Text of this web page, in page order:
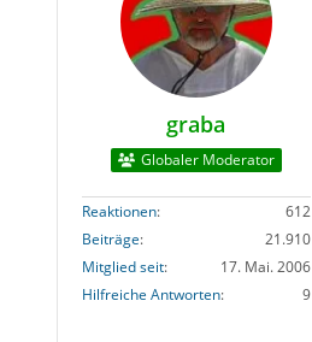
graba
Globaler Moderator
Reaktionen
612
Beiträge
21.910
Mitglied seit
17. Mai. 2006
Hilfreiche Antworten
9